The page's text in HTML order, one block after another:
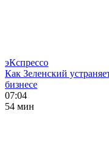
эКспрессо
Как Зеленский
бизнесе
07:04
54 мин